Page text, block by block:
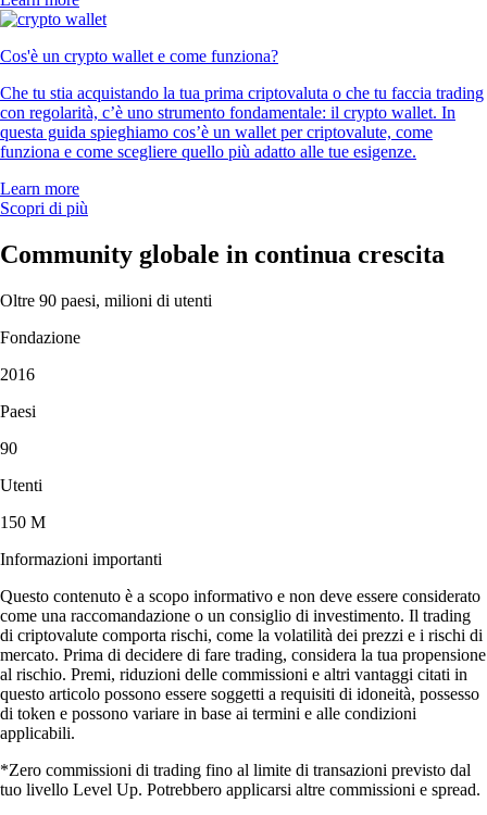
Cos'è un crypto wallet e come funziona?
Che tu stia acquistando la tua prima criptovaluta o che tu faccia trading
con regolarità, c’è uno strumento fondamentale: il crypto wallet. In
questa guida spieghiamo cos’è un wallet per criptovalute, come
funziona e come scegliere quello più adatto alle tue esigenze.
Learn more
Scopri di più
Community globale in continua crescita
Oltre 90 paesi, milioni di utenti
Fondazione
2016
Paesi
90
Utenti
150 M
Informazioni importanti
Questo contenuto è a scopo informativo e non deve essere considerato
come una raccomandazione o un consiglio di investimento. Il trading
di criptovalute comporta rischi, come la volatilità dei prezzi e i rischi di
mercato. Prima di decidere di fare trading, considera la tua propensione
al rischio. Premi, riduzioni delle commissioni e altri vantaggi citati in
questo articolo possono essere soggetti a requisiti di idoneità, possesso
di token e possono variare in base ai termini e alle condizioni
applicabili.
*Zero commissioni di trading fino al limite di transazioni previsto dal
tuo livello Level Up. Potrebbero applicarsi altre commissioni e spread.